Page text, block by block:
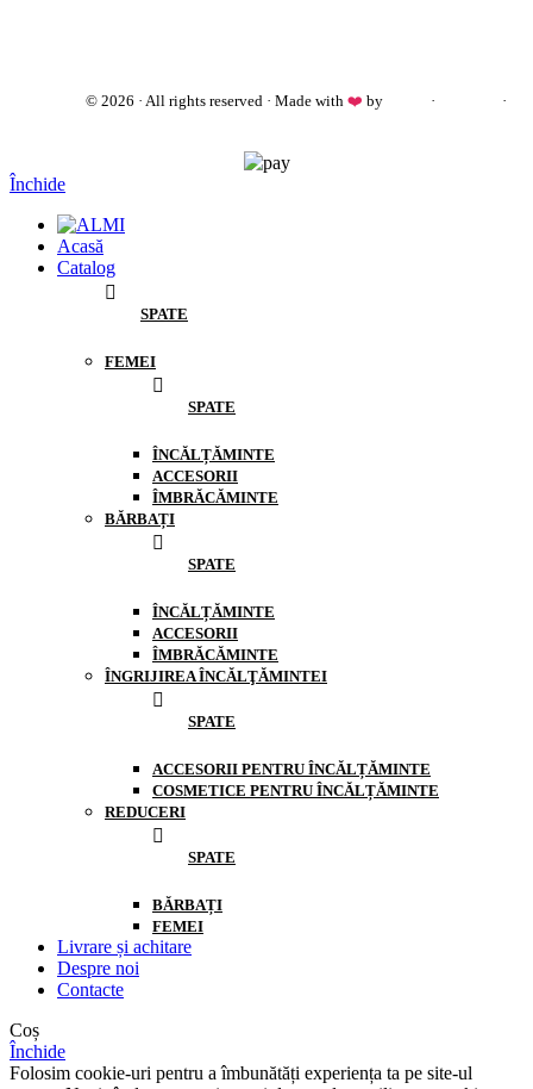
© 2026 · All rights reserved · Made with ❤️ by ·
·
Închide
Acasă
Catalog
SPATE
FEMEI
SPATE
ÎNCĂLȚĂMINTE
ACCESORII
ÎMBRĂCĂMINTE
BĂRBAȚI
SPATE
ÎNCĂLȚĂMINTE
ACCESORII
ÎMBRĂCĂMINTE
ÎNGRIJIREA ÎNCĂLŢĂMINTEI
SPATE
ACCESORII PENTRU ÎNCĂLȚĂMINTE
COSMETICE PENTRU ÎNCĂLȚĂMINTE
REDUCERI
SPATE
BĂRBAȚI
FEMEI
Livrare și achitare
Despre noi
Contacte
Coș
Închide
Folosim cookie-uri pentru a îmbunătăți experiența ta pe site-ul